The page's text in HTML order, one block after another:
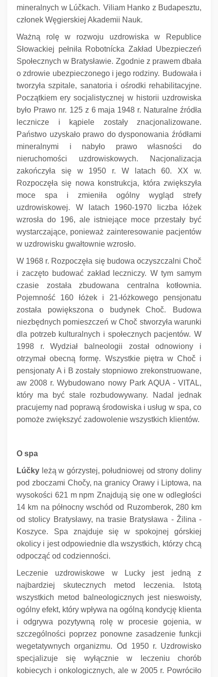
mineralnych w Lúčkach. Viliam Hanko z Budapesztu,
członek Węgierskiej Akademii Nauk.
Ważną rolę w rozwoju uzdrowiska w Republice
Słowackiej pełniła Robotnícka Zakład Ubezpieczeń
Społecznych w Bratysławie. Zgodnie z prawem dbała
o zdrowie ubezpieczonego i jego rodziny. Budowała i
tworzyła szpitale, sanatoria i ośrodki rehabilitacyjne.
Początkiem ery socjalistycznej w historii uzdrowiska
było Prawo nr. 125 z 6 maja 1948 r. Naturalne źródła
lecznicze i kąpiele zostały znacjonalizowane.
Państwo uzyskało prawo do dysponowania źródłami
mineralnymi i nabyło prawo własności do
nieruchomości uzdrowiskowych.
Nacjonalizacja
zakończyła się w 1950 r. W latach 60. XX w.
Rozpoczęła się nowa konstrukcja, która zwiększyła
moce spa i zmieniła ogólny wygląd strefy
uzdrowiskowej.
W latach 1960-1970 liczba łóżek
wzrosła do 196, ale istniejące moce przestały być
wystarczające, ponieważ zainteresowanie pacjentów
w uzdrowisku gwałtownie wzrosło.
W 1968 r. Rozpoczęła się budowa oczyszczalni Choč
i zaczęto budować zakład leczniczy. W tym samym
czasie została zbudowana centralna kotłownia.
Pojemność 160 łóżek i 21-łóżkowego pensjonatu
została powiększona o budynek Choč.
Budowa
niezbędnych pomieszczeń w Choč stworzyła warunki
dla potrzeb kulturalnych i społecznych pacjentów. W
1998 r. Wydział balneologii został odnowiony i
otrzymał obecną formę. Wszystkie piętra w Choč i
pensjonaty A i B zostały stopniowo zrekonstruowane,
aw 2008 r. Wybudowano nowy Park AQUA - VITAL,
który ma być stale rozbudowywany.
Nadal jednak
pracujemy nad poprawą środowiska i usług w spa, co
pomoże zwiększyć zadowolenie wszystkich klientów.
O spa
Lúčky leżą w górzystej, południowej od strony doliny
pod zboczami Chočy, na granicy Orawy i Liptowa, na
wysokości 621 m npm Znajdują się one w odległości
14 km na północny wschód od Ruzomberok, 280 km
od stolicy Bratysławy, na trasie Bratysława - Žilina -
Koszyce.
Spa znajduje się w spokojnej górskiej
okolicy i jest odpowiednie dla wszystkich, którzy chcą
odpocząć od codzienności.
Leczenie uzdrowiskowe w Lucky jest jedną z
najbardziej skutecznych metod leczenia.
Istotą
wszystkich metod balneologicznych jest nieswoisty,
ogólny efekt, który wpływa na ogólną kondycję klienta
i odgrywa pozytywną rolę w procesie gojenia, w
szczególności poprzez ponowne zasadzenie funkcji
wegetatywnych organizmu.
Od 1950 r. Uzdrowisko
specjalizuje się wyłącznie w leczeniu chorób
kobiecych i onkologicznych, ale w 2005 r. Powróciło